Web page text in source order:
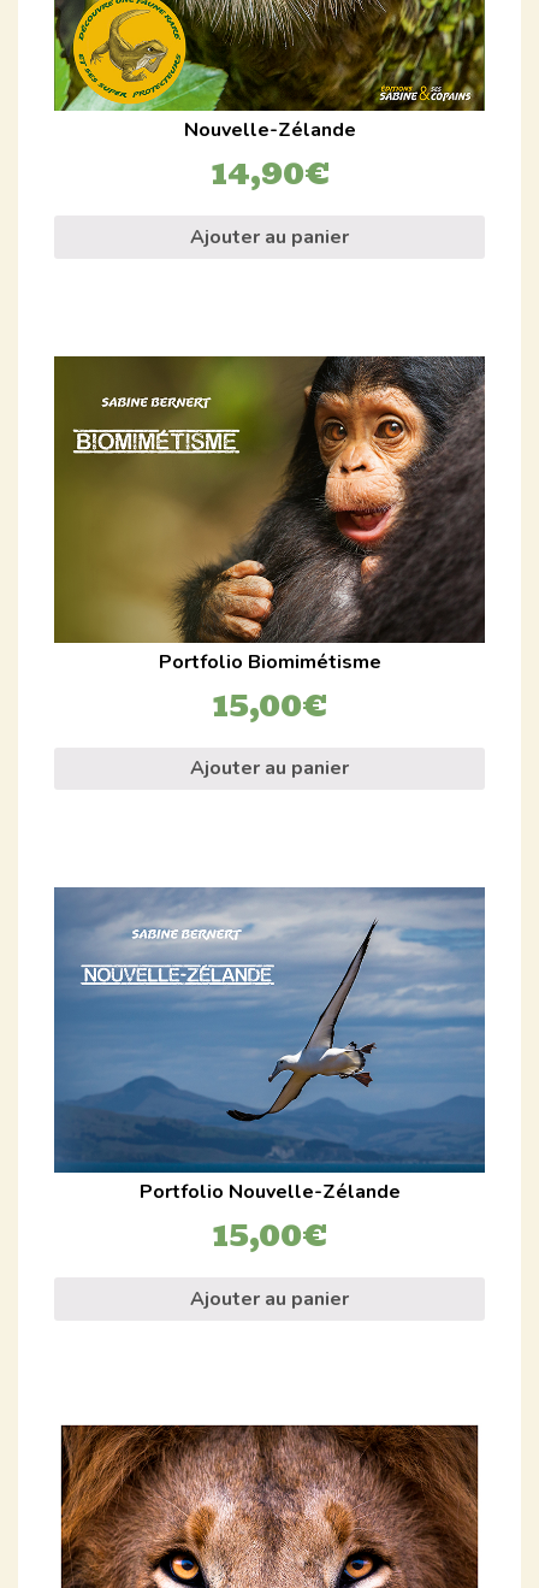
Nouvelle-Zélande
14,90€
Ajouter au panier
Portfolio Biomimétisme
15,00€
Ajouter au panier
Portfolio Nouvelle-Zélande
15,00€
Ajouter au panier